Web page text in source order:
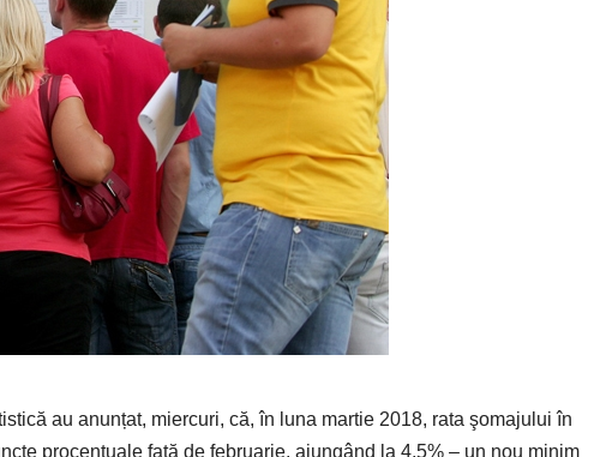
au anunțat, miercuri, că, în luna martie 2018, rata şomajului în
procentuale faţă de februarie, ajungând la 4,5% – un nou minim